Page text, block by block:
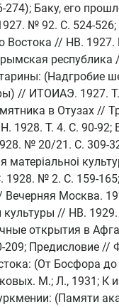
Баку, его
№ 92. С. 524-526;
Востока // НВ.
республика
(Надгробие
// ИТОИАЭ. 1927.
в Отузах //
1928. Т. 4. С. 90-92;
№ 20/21. С. 309-
матерiальноi
№ 2. С. 159-
Вечерняя Москва.
культуры // НВ.
открытия в
Предисловие //
(От Босфора
М.; Л., 1931; К
(Памяти